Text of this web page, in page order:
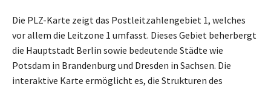
Die PLZ-Karte zeigt das Postleitzahlengebiet 1, welches
vor allem die Leitzone 1 umfasst. Dieses Gebiet beherbergt
die Hauptstadt Berlin sowie bedeutende Städte wie
Potsdam in Brandenburg und Dresden in Sachsen. Die
interaktive Karte ermöglicht es, die Strukturen des